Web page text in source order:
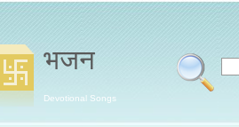
भजन
Devotional Songs